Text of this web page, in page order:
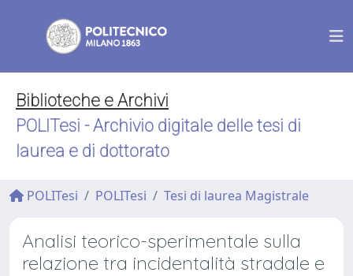
Biblioteche e Archivi
POLITesi - Archivio digitale delle tesi di
laurea e di dottorato
POLITesi POLITesi Tesi di laurea Magistrale
Analisi teorico-sperimentale sulla
relazione tra incidentalità stradale e